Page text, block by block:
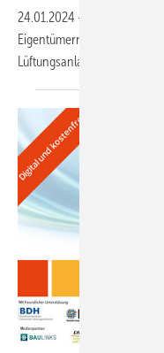
24.01.2024 -
Eigentümern, Sanierern
Lüftungsanlage für ihr